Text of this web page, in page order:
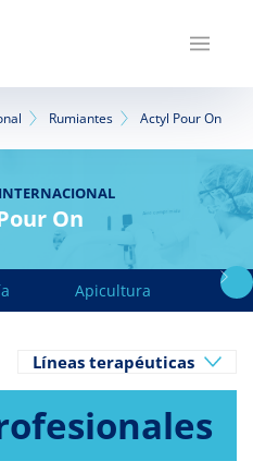
Rumiantes Actyl Pour On
On
Apicultura
Líneas terapéuticas